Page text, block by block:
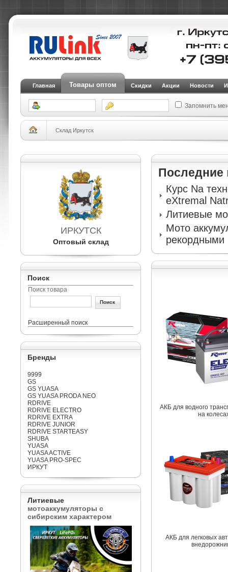
Главная Товары оптом Скидки Акции Новости
Запомнить
Склад Иркутск
ИРКУТСК
Оптовый склад
Поиск
Поиск товара
Расширенный поиск
Бренды
9999
GS
GS YUASA
GS YUASA PRODA NEO
RDRIVE
RDRIVE ELECTRO
RDRIVE EXTRA
RDRIVE JUNIOR
RDRIVE STARTEASY
SHUBA
YUASA
YUASA ACTIVE
YUASA PRO-SPEC
ИРКУТ
Литиевые
мотоаккумуляторы с
сибирским характером
Последние
Курс Na
eXtremal
Литиевые
Мото
рекордными
АКБ для водного
на
АКБ для легковых